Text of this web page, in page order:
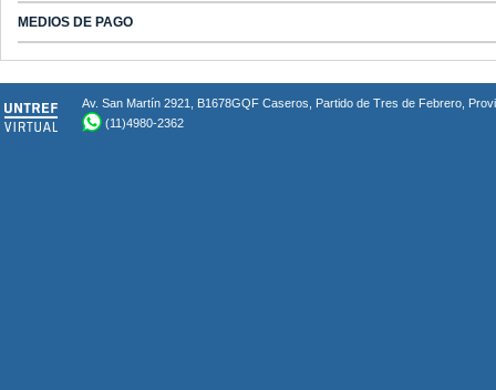
MEDIOS DE PAGO
Av. San Martín 2921, B1678GQF Caseros, Partido de Tres de Febrero,
(11)4980-2362